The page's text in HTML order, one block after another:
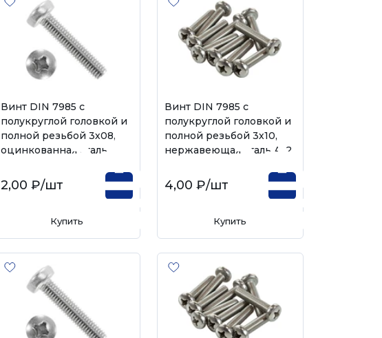
Винт DIN 7985 с
полукруглой головкой и
полной резьбой 3х08,
оцинкованная сталь
2,00 ₽/шт
Купить
Винт DIN 7985 с
полукруглой головкой и
полной резьбой 3х10,
нержавеющая сталь А-2
4,00 ₽/шт
Купить